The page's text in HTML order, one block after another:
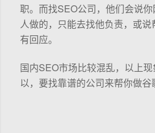
职。而找SEO公司，他们会说
人做的，只能去找他负责，或
有回应。
国内SEO市场比较混乱，以上
以，要找靠谱的公司来帮你做谷